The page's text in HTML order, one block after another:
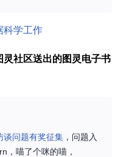
科学工作
社区送出的图灵电子书
谈问题有奖征集 ，问题入
，喵了个咪的喵，